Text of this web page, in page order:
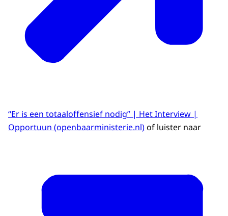
“Er is een totaaloffensief nodig” | Het Interview |
Opportuun (openbaarministerie.nl)of luister naar